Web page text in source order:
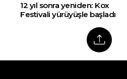
12 yıl sonra yeniden: Kox
Festivali yürüyüşle başladı